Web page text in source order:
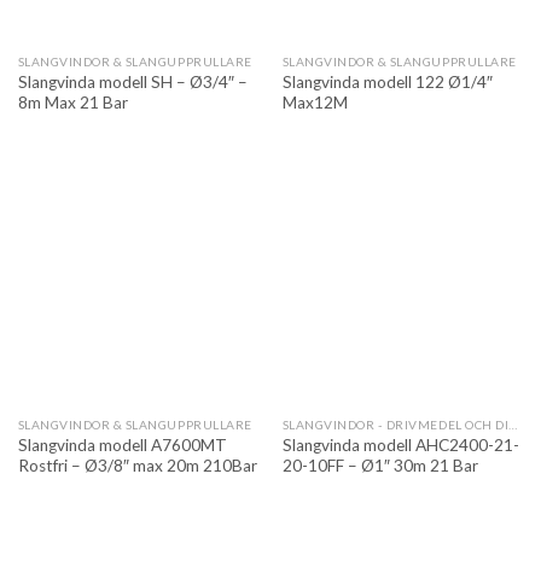
SLANGVINDOR & SLANGUPPRULLARE
Slangvinda modell SH – Ø3/4″ –
8m Max 21 Bar
SLANGVINDOR & SLANGUPPRULLARE
Slangvinda modell 122 Ø1/4″
Max12M
SLANGVINDOR & SLANGUPPRULLARE
Slangvinda modell A7600MT
Rostfri – Ø3/8″ max 20m 210Bar
Slangvinda modell AHC2400-21-
20-10FF – Ø1″ 30m 21 Bar